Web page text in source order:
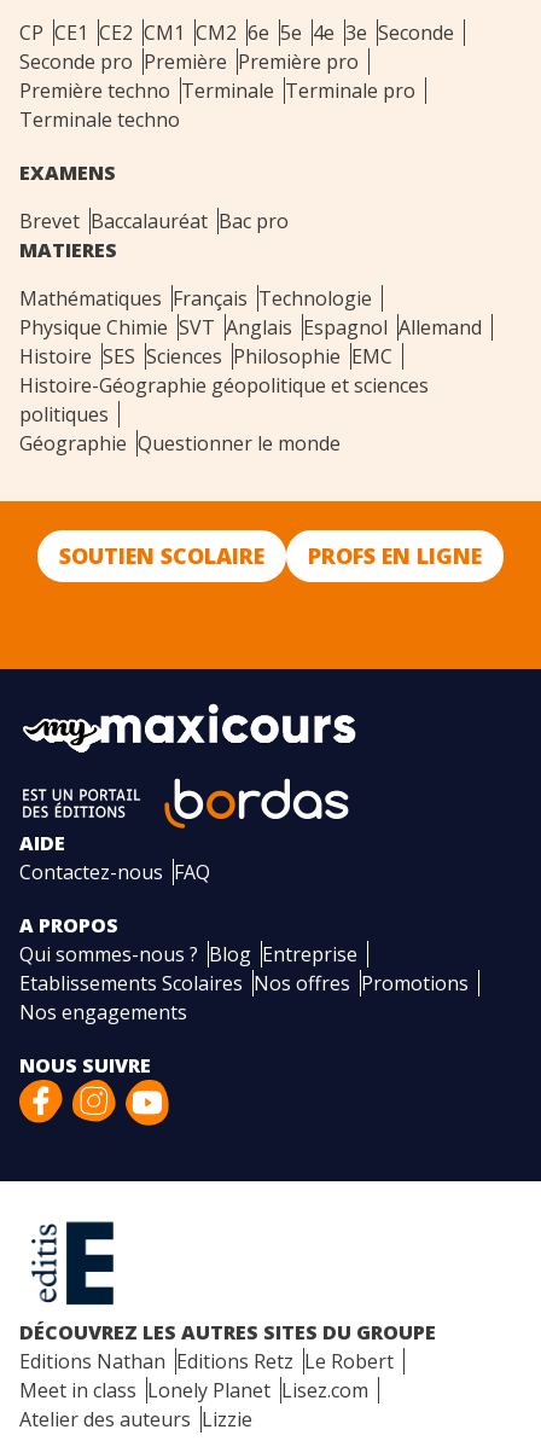
CP CE1 CE2 CM1 CM2 6e 5e 4e 3e Seconde
Seconde pro Première Première pro
Première techno Terminale Terminale pro
Terminale techno
EXAMENS
Brevet Baccalauréat Bac pro
MATIERES
Mathématiques Français Technologie
Physique Chimie SVT Anglais Espagnol Allemand
Histoire SES Sciences Philosophie EMC
Histoire-Géographie géopolitique et sciences
politiques
Géographie Questionner le monde
SOUTIEN SCOLAIRE PROFS EN LIGNE
AIDE
Contactez-nous FAQ
A PROPOS
Qui sommes-nous ? Blog Entreprise
Etablissements Scolaires Nos offres Promotions
Nos engagements
NOUS SUIVRE
DÉCOUVREZ LES AUTRES SITES DU GROUPE
Editions Nathan Editions Retz Le Robert
Meet in class Lonely Planet Lisez.com
Atelier des auteurs Lizzie